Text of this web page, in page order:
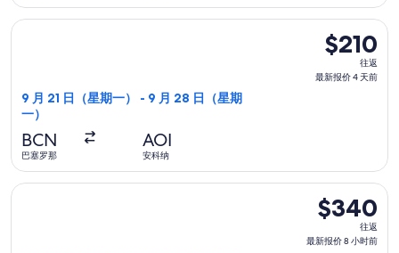
1
前
$210
往
返,
4
前
$210
往返
最新报价 4 天前
9 月 21 日（星期一） - 9 月 28 日（星期
一）
BCN
巴塞罗那
AOI
安科纳
选择汉莎航空航班，9 月 21 日（星期一）从巴塞罗那前往安
$340
往
返,
$340
往返
最新报价 8 小时前
选择多洛米蒂航空航班，5 月 19 日（星期三）从慕尼黑(及